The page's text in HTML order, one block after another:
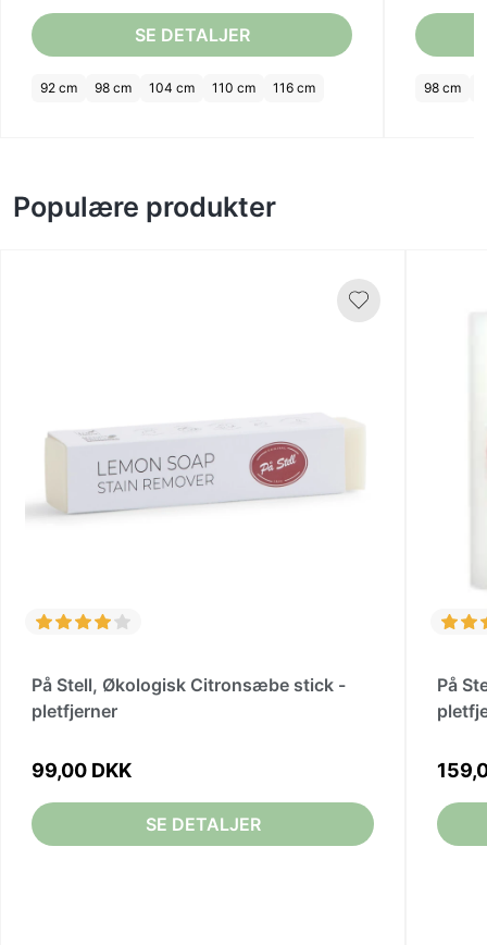
SE DETALJER
92 cm 98 cm 104 cm 110 cm 116 cm 98 cm
Populære produkter
På Stell, Økologisk Citronsæbe stick -
pletfjerner
99,00 DKK
SE DETALJER
På